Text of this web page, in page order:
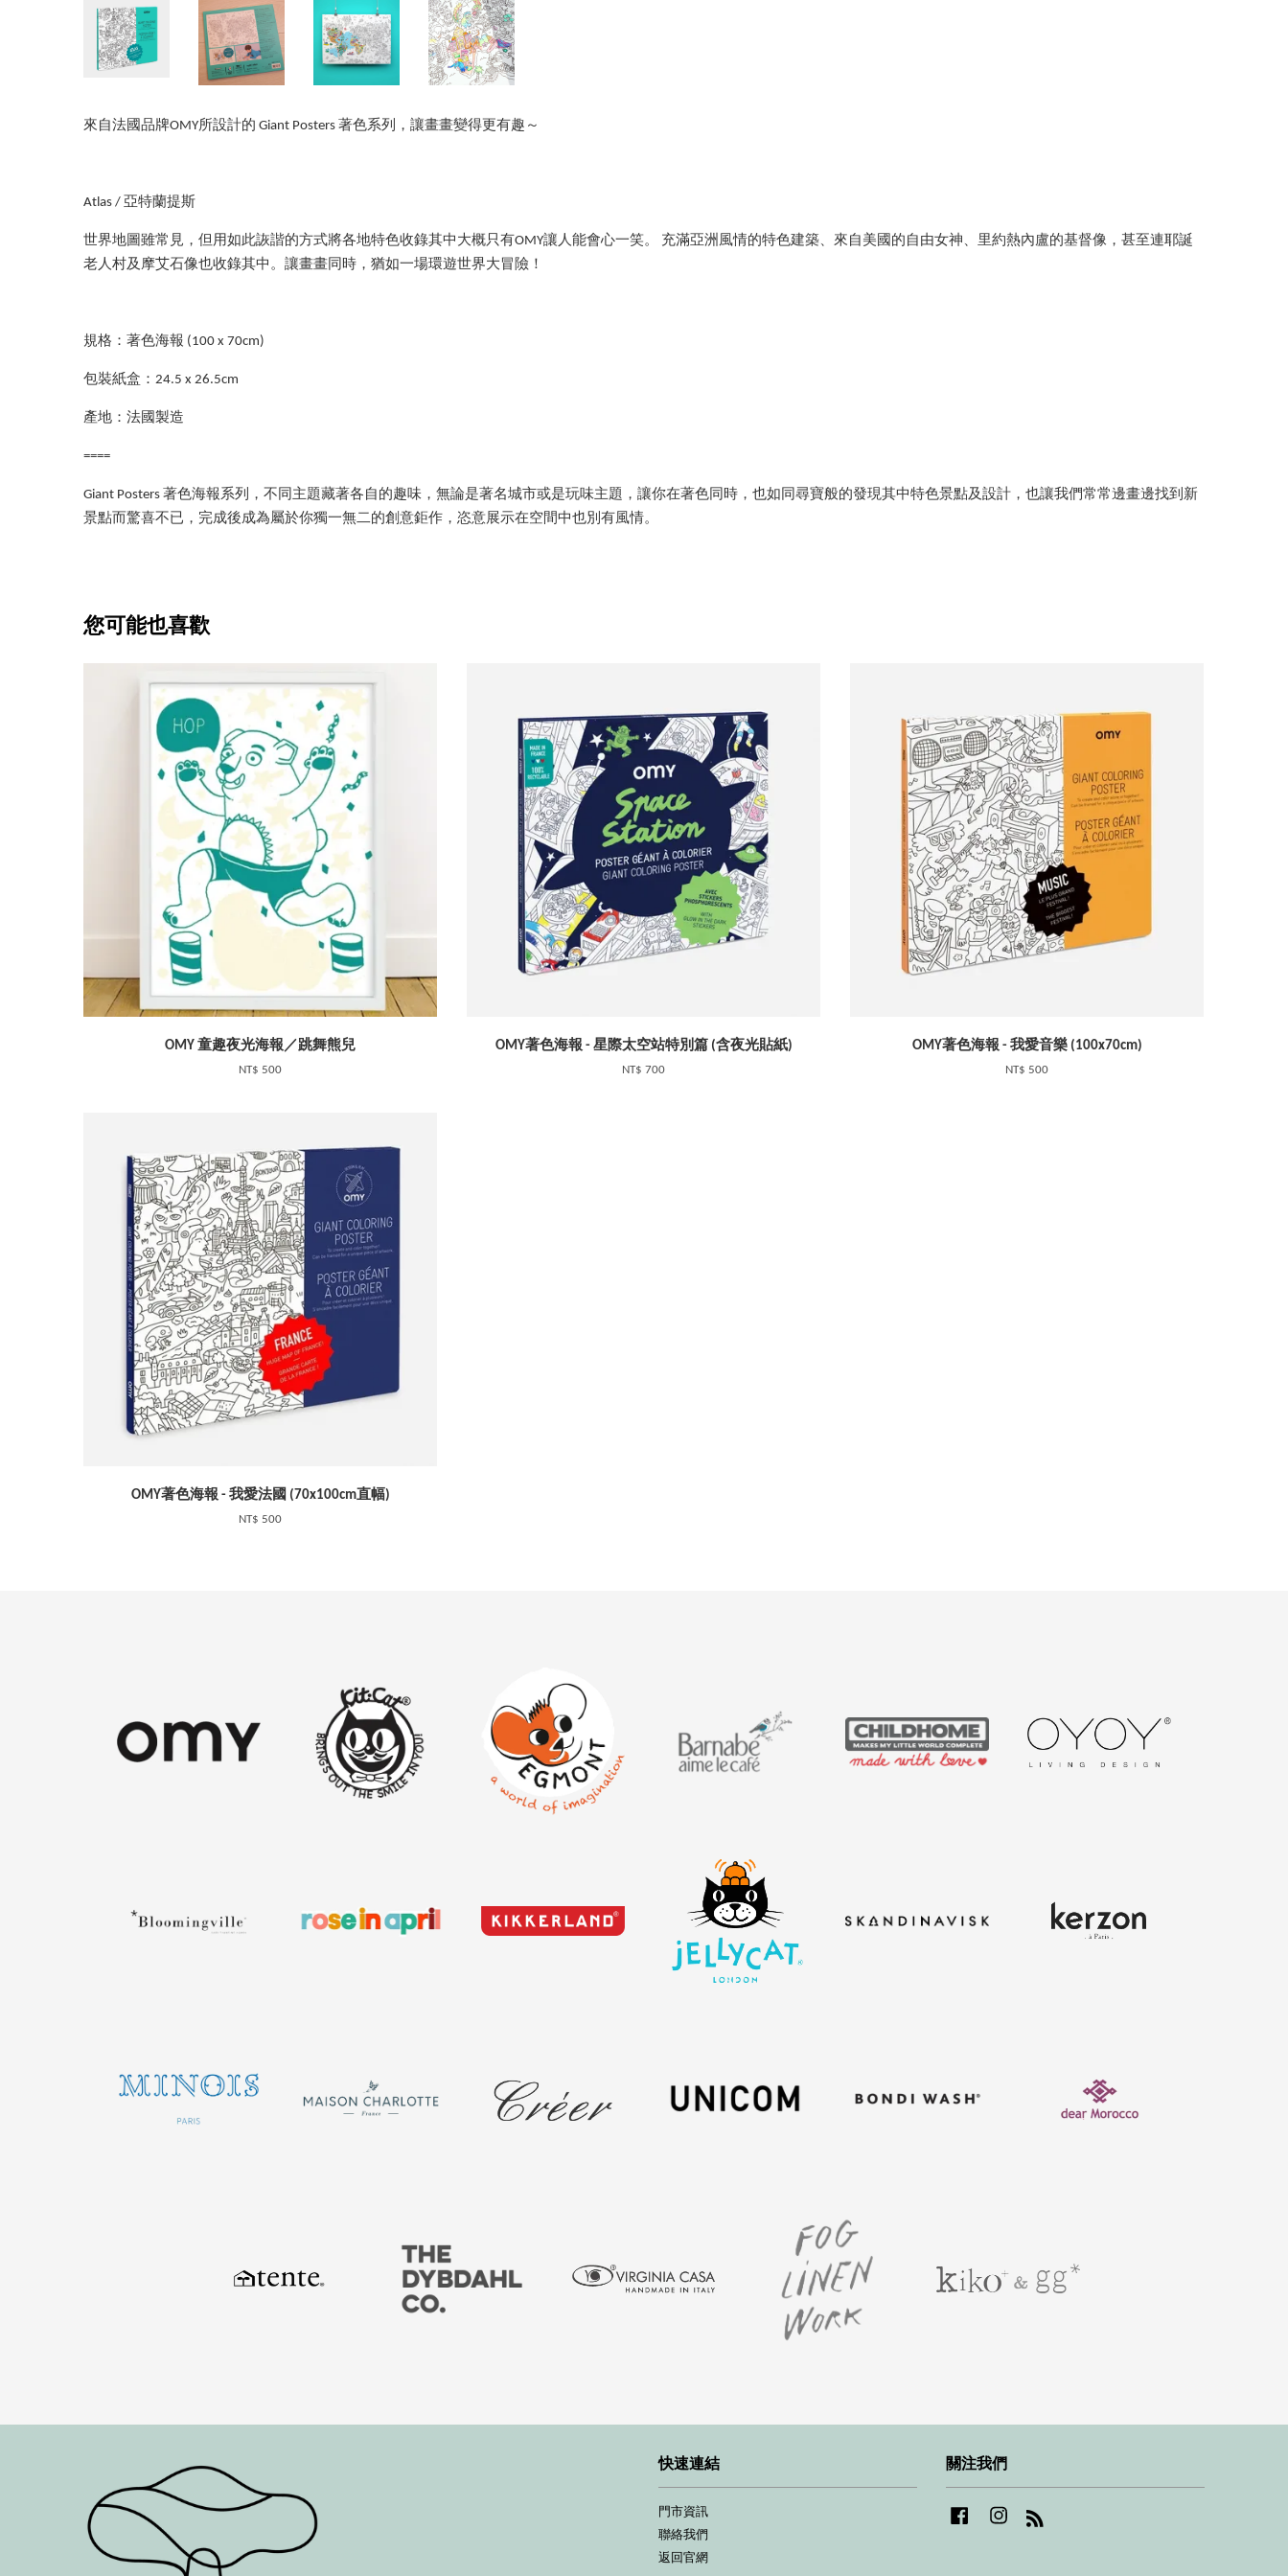
來自法國品牌OMY所設計的 Giant Posters 著色系列，讓畫畫變得更有趣～
Atlas / 亞特蘭提斯
世界地圖雖常見，但用如此詼諧的方式將各地特色收錄其中大概只有OMY讓人能會心一笑。 充滿亞洲風情的特色建築、來自美國的自由女神、里約熱內盧的基督像，甚至連耶誕
老人村及摩艾石像也收錄其中。讓畫畫同時，猶如一場環遊世界大冒險！
規格：著色海報 (100 x 70cm)
包裝紙盒：24.5 x 26.5cm
產地：法國製造
====
Giant Posters 著色海報系列，不同主題藏著各自的趣味，無論是著名城市或是玩味主題，讓你在著色同時，也如同尋寶般的發現其中特色景點及設計，也讓我們常常邊畫邊找到新
景點而驚喜不已，完成後成為屬於你獨一無二的創意鉅作，恣意展示在空間中也別有風情。
您可能也喜歡
OMY 童趣夜光海報／跳舞熊兒
NT$ 500
OMY著色海報 - 星際太空站特別篇 (含夜光貼紙)
NT$ 700
OMY著色海報 - 我愛音樂 (100x70cm)
NT$ 500
OMY著色海報 - 我愛法國 (70x100cm直幅)
NT$ 500
快速連結
門市資訊
聯絡我們
返回官網
關注我們
Facebook Instagram